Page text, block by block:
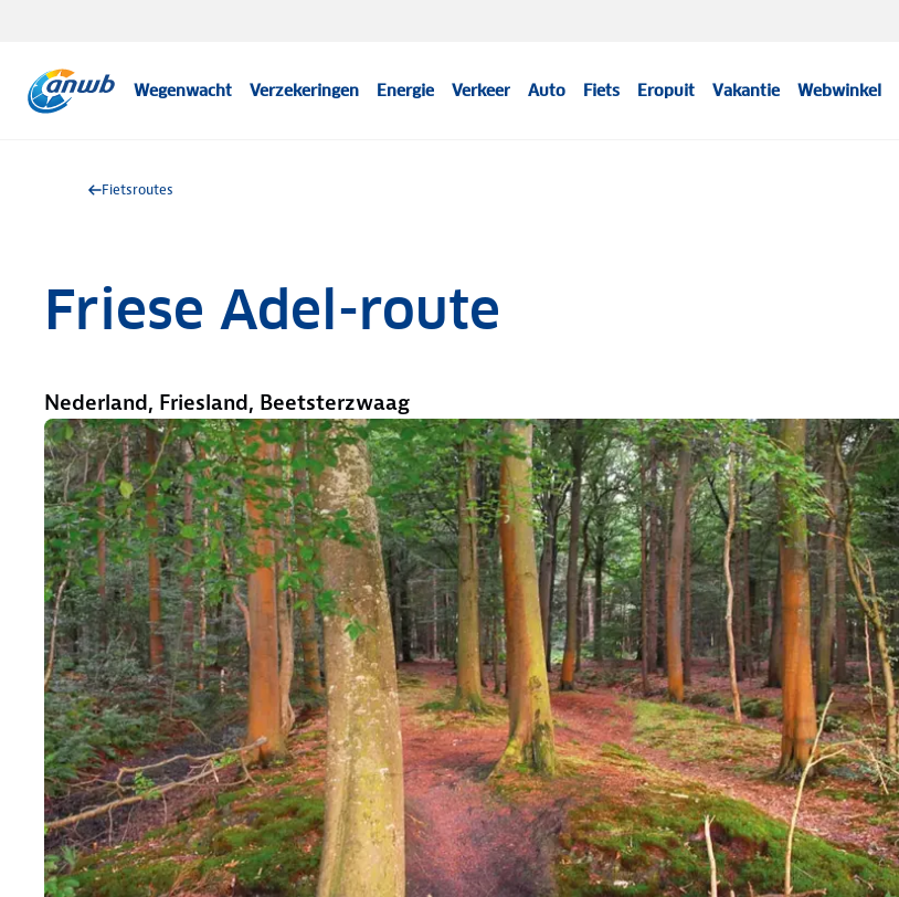
Wegenwacht Verzekeringen Energie Verkeer Auto Fiets Eropuit Vakantie Webwinkel
Fietsroutes
Friese Adel-route
Nederland, Friesland, Beetsterzwaag